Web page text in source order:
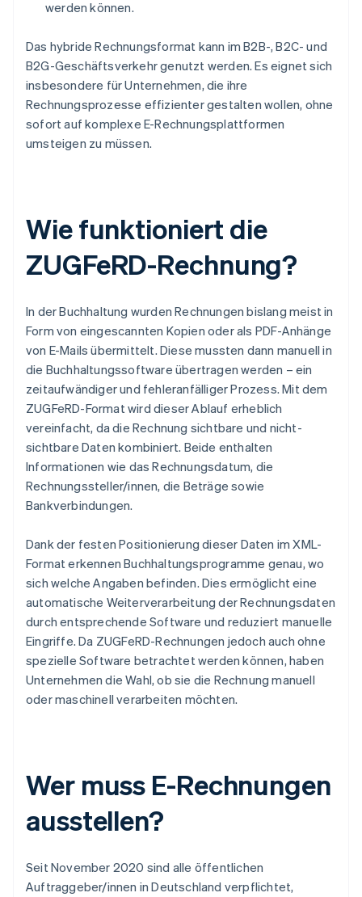
werden können.
Das hybride Rechnungsformat kann im B2B-, B2C- und
B2G-Geschäftsverkehr genutzt werden. Es eignet sich
insbesondere für Unternehmen, die ihre
Rechnungsprozesse effizienter gestalten wollen, ohne
sofort auf komplexe E-Rechnungsplattformen
umsteigen zu müssen.
Wie funktioniert die
ZUGFeRD-Rechnung?
In der Buchhaltung wurden Rechnungen bislang meist in
Form von eingescannten Kopien oder als PDF-Anhänge
von E-Mails übermittelt. Diese mussten dann manuell in
die Buchhaltungssoftware übertragen werden – ein
zeitaufwändiger und fehleranfälliger Prozess. Mit dem
ZUGFeRD-Format wird dieser Ablauf erheblich
vereinfacht, da die Rechnung sichtbare und nicht-
sichtbare Daten kombiniert. Beide enthalten
Informationen wie das Rechnungsdatum, die
Rechnungssteller/innen, die Beträge sowie
Bankverbindungen.
Dank der festen Positionierung dieser Daten im XML-
Format erkennen Buchhaltungsprogramme genau, wo
sich welche Angaben befinden. Dies ermöglicht eine
automatische Weiterverarbeitung der Rechnungsdaten
durch entsprechende Software und reduziert manuelle
Eingriffe. Da ZUGFeRD-Rechnungen jedoch auch ohne
spezielle Software betrachtet werden können, haben
Unternehmen die Wahl, ob sie die Rechnung manuell
oder maschinell verarbeiten möchten.
Wer muss E-Rechnungen
ausstellen?
Seit November 2020 sind alle öffentlichen
Auftraggeber/innen in Deutschland verpflichtet,